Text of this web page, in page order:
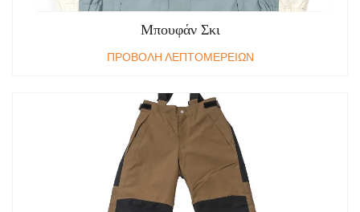
Μπουφάν Σκι
ΠΡΟΒΟΛΗ ΛΕΠΤΟΜΕΡΕΙΩΝ